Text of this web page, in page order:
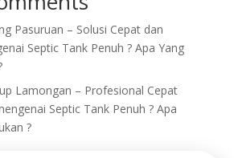
Pasuruan – Solusi Cepat dan
Septic Tank Penuh ? Apa Yang
Lamongan – Profesional Cepat
Septic Tank Penuh ? Apa
?